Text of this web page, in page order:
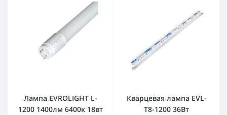
Лампа EVROLIGHT L-
1200 1400лм 6400к 18вт
Кварцевая лампа EVL-
T8-1200 36Вт